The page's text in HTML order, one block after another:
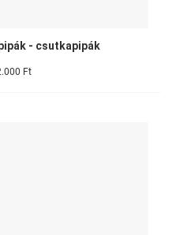
- csutkapipák
Ft